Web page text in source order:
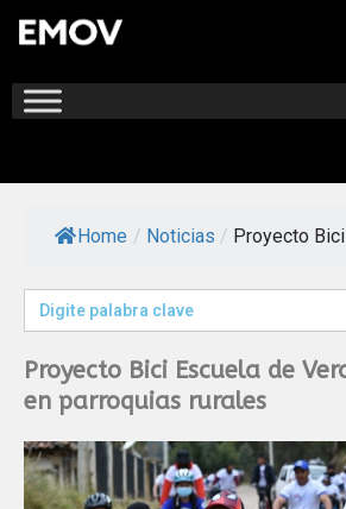
Home / Noticias / Proyecto
Search
for:
Proyecto Bici Escuela de
en parroquias rurales